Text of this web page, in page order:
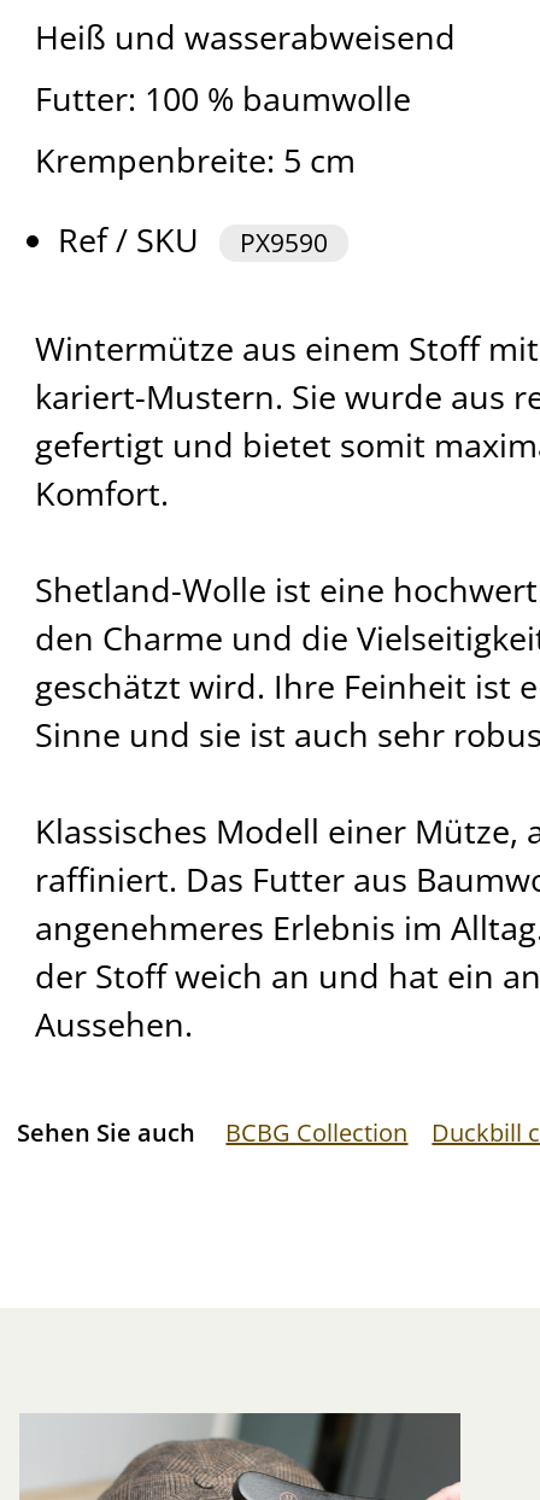
Heiß und wasserabweisend
Futter: 100 % baumwolle
Krempenbreite: 5 cm
Ref / SKU
PX9590
Wintermütze aus einem Stoff
kariert-Mustern. Sie wurde aus
gefertigt und bietet somit
Komfort.
Shetland-Wolle ist eine
den Charme und die
geschätzt wird. Ihre Feinheit ist
Sinne und sie ist auch sehr
Klassisches Modell einer Mütze,
raffiniert. Das Futter aus
angenehmeres Erlebnis im
der Stoff weich an und hat ein
Aussehen.
Sehen Sie auch BCBG Collection Duckbill